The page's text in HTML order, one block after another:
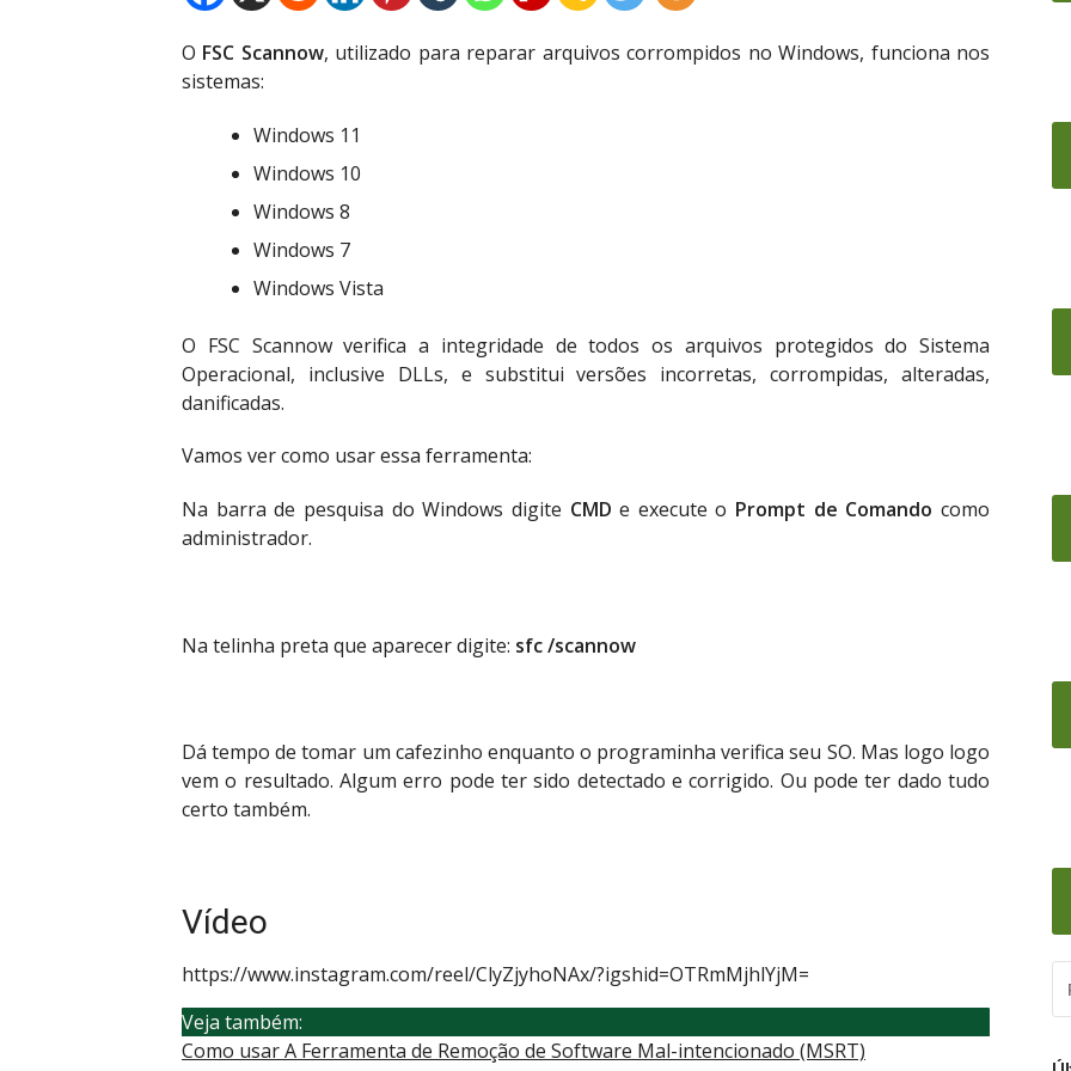
O FSC Scannow, utilizado para reparar arquivos corrompidos no Windows, funciona nos
sistemas:
Windows 11
Windows 10
Windows 8
Windows 7
Windows Vista
O FSC Scannow verifica a integridade de todos os arquivos protegidos do Sistema
Operacional, inclusive DLLs, e substitui versões incorretas, corrompidas, alteradas,
danificadas.
Vamos ver como usar essa ferramenta:
Na barra de pesquisa do Windows digite CMD e execute o Prompt de Comando como
administrador.
Na telinha preta que aparecer digite: sfc /scannow
Dá tempo de tomar um cafezinho enquanto o programinha verifica seu SO. Mas logo logo
vem o resultado. Algum erro pode ter sido detectado e corrigido. Ou pode ter dado tudo
certo também.
Vídeo
https://www.instagram.com/reel/ClyZjyhoNAx/?igshid=OTRmMjhlYjM=
Veja também:
Como usar A Ferramenta de Remoção de Software Mal-intencionado (MSRT)